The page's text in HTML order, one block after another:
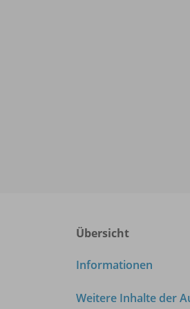
Übersicht
Informationen
Weitere Inhalte der